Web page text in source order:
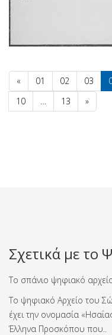
« 01 02 03
10
13 »
Σχετικά με το
Το σπάνιο ψηφιακό
Το ψηφιακό Αρχείο του
έχει την ονομασία
Έλληνα Προσκόπου που..